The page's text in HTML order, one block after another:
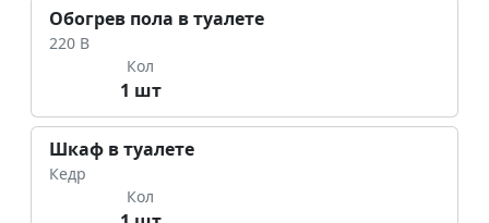
Обогрев пола в туалете
220 В
Кол
1 шт
Шкаф в туалете
Кедр
Кол